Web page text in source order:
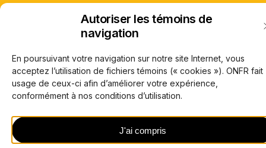
Autoriser les témoins de
navigation
En poursuivant votre navigation sur notre site Internet, vous
acceptez l’utilisation de fichiers témoins (« cookies »). ONFR fait
usage de ceux-ci afin d’améliorer votre expérience,
conformément à nos conditions d’utilisation.
J'ai compris
ONFR est la franchise d'information de TFO.
Carrières
(TFO) 2026